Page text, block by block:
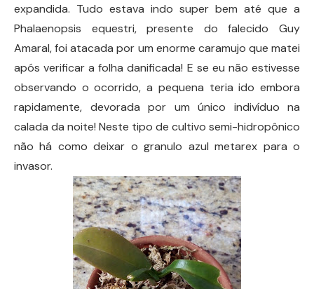
expandida. Tudo estava indo super bem até que a
Phalaenopsis equestri, presente do falecido Guy
Amaral, foi atacada por um enorme caramujo que matei
após verificar a folha danificada! E se eu não estivesse
observando o ocorrido, a pequena teria ido embora
rapidamente, devorada por um único indivíduo na
calada da noite! Neste tipo de cultivo semi-hidropônico
não há como deixar o granulo azul metarex para o
invasor.